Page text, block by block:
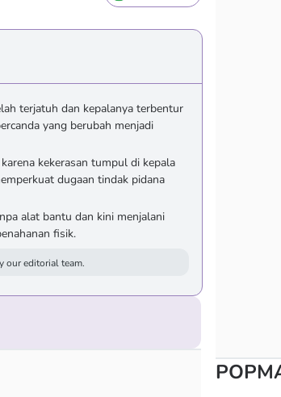
terjatuh dan kepalanya terbentur
yang berubah menjadi
kekerasan tumpul di kepala
dugaan tindak pidana
alat bantu dan kini menjalani
fisik.
our editorial team.